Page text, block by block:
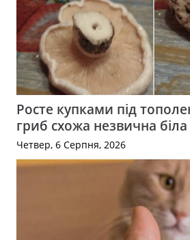
Росте купками під
гриб схожа незвична біла
Четвер, 6 Серпня, 2026